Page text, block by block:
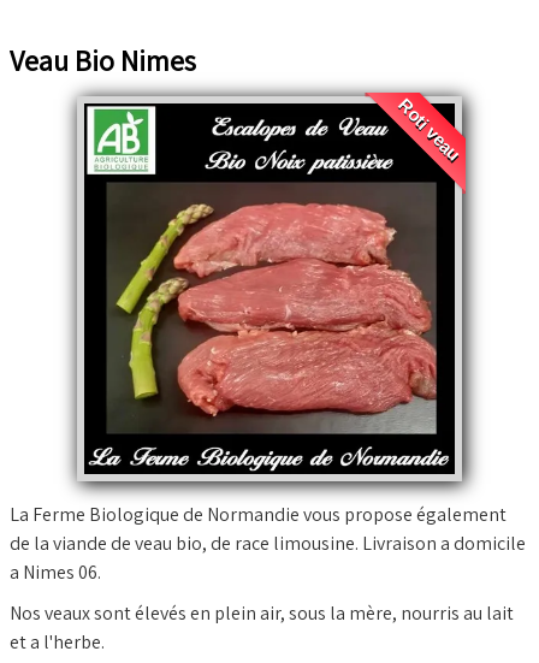
Veau Bio Nimes
Roti veau
La Ferme Biologique de Normandie vous propose également
de la viande de veau bio, de race limousine. Livraison a domicile
a Nimes 06.
Nos veaux sont élevés en plein air, sous la mère, nourris au lait
et a l'herbe.